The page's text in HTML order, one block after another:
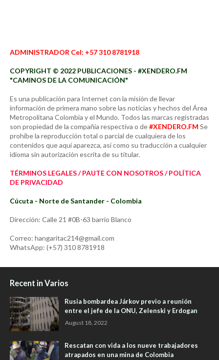
ADMINISTRADOR Cel: +57 310 8781918
COPYRIGHT © 2022 PUBLICACIONES - #XENDERO.FM
"CAMINOS DE LA COMUNICACIÓN"
Es una publicación para Internet con la misión de llevar
información de primera mano sobre las noticias y hechos del Área
Metropolitana Colombia y el Mundo. Todos las marcas registradas
son propiedad de la compañía respectiva o de#XENDERO.FM Se
prohíbe la reproducción total o parcial de cualquiera de los
contenidos que aquí aparezca, así como su traducción a cualquier
idioma sin autorización escrita de su titular.
TÉRMINOS LEGALES / PAUTE CON NOSOTROS / POLÍTICA
DE PRIVACIDAD
Cúcuta - Norte de Santander - Colombia
Dirección: Calle 21 #0B-63 barrio Blanco
Correo: hangaritac214@gmail.com
WhatsApp: (+57) 310 8781918
Recent in Varios
Rusia bombardea Járkov previo a reunión
entre el jefe de la ONU, Zelenski y Erdogan
August 18, 2022
Rescatan con vida a los nueve trabajadores
atrapados en una mina de Colombia